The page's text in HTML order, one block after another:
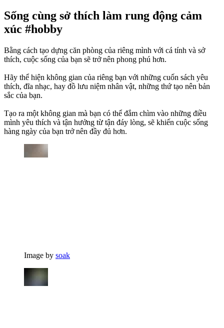
Sống cùng sở thích làm rung động cảm
xúc #hobby
Bằng cách tạo dựng căn phòng của riêng mình với cá tính và sở
thích, cuộc sống của bạn sẽ trở nên phong phú hơn.
Hãy thể hiện không gian của riêng bạn với những cuốn sách yêu
thích, đĩa nhạc, hay đồ lưu niệm nhân vật, những thứ tạo nên bản
sắc của bạn.
Tạo ra một không gian mà bạn có thể đắm chìm vào những điều
mình yêu thích và tận hưởng từ tận đáy lòng, sẽ khiến cuộc sống
hàng ngày của bạn trở nên đầy đủ hơn.
Image by soak